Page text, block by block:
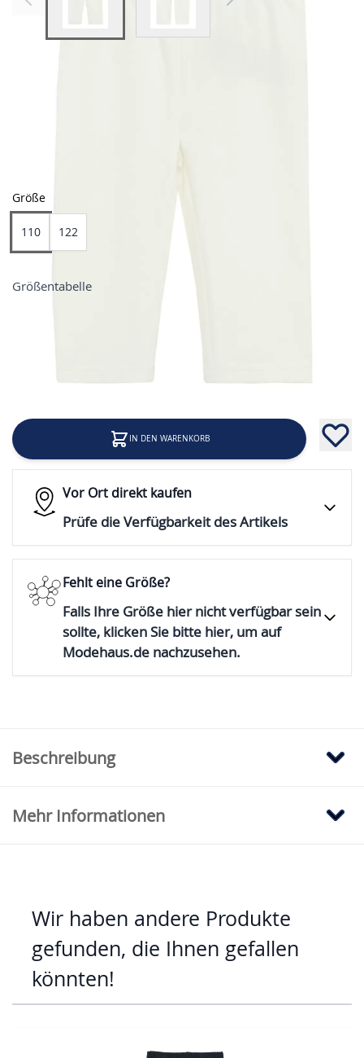
View larger image
Größe
110 122
Größentabelle
Inkl. 19% Steuern
IN DEN WARENKORB
Vor Ort direkt kaufen
Prüfe die Verfügbarkeit des Artikels
Fehlt eine Größe?
Falls Ihre Größe hier nicht verfügbar sein
sollte, klicken Sie bitte hier, um auf
Modehaus.de nachzusehen.
Beschreibung
Mehr Informationen
Wir haben andere Produkte
gefunden, die Ihnen gefallen
könnten!